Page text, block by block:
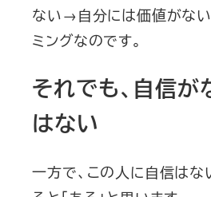
ない→自分には価値がない
ミングなのです。
それでも、自信が
はない
一方で、この人に自信は